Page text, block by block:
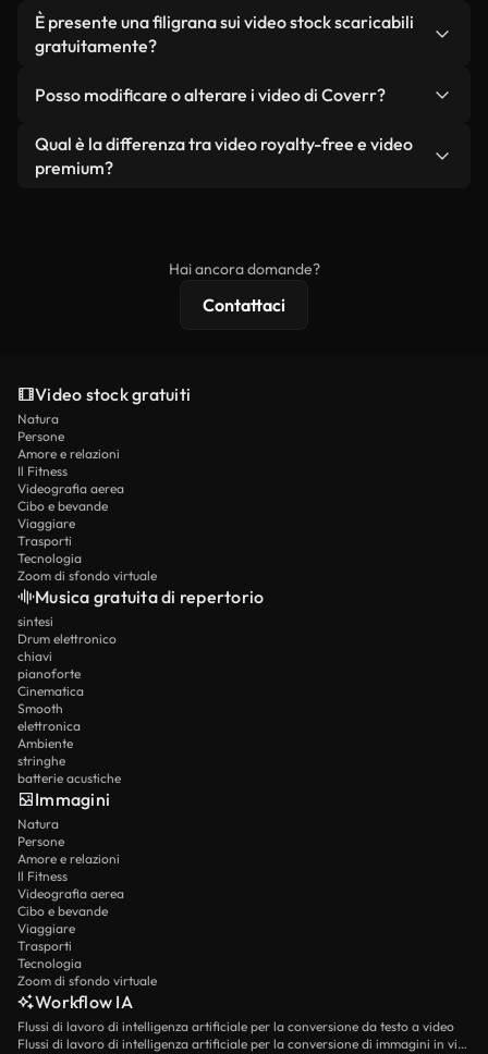
senza citare il creatore, sebbene sia sempre
gradito.
Sì. Tutti i filmati di Coverr possono essere utilizzati
in video monetizzati su YouTube, promozioni sui
condizione che non si rivendano o ridistribuiscano
È presente una filigrana sui video stock scaricabili
gratuitamente?
reali o generati dall'intelligenza artificiale, include
filigrane. Avrai a disposizione filmati puliti e pronti
all'uso.
Posso modificare o alterare i video di Coverr?
Sì. Siete liberi di tagliare, ritagliare o remixare i
nostri video. Assicuratevi solo che il prodotto
Qual è la differenza tra video royalty-free e video
premium?
Hai ancora domande?
Contattaci
Video stock gratuiti
Natura
Persone
Amore e relazioni
Il Fitness
Videografia aerea
Cibo e bevande
Viaggiare
Trasporti
Tecnologia
Zoom di sfondo virtuale
Musica gratuita di repertorio
sintesi
Drum elettronico
chiavi
pianoforte
Cinematica
Smooth
elettronica
Ambiente
stringhe
batterie acustiche
Immagini
Natura
Persone
Amore e relazioni
Il Fitness
Videografia aerea
Cibo e bevande
Viaggiare
Trasporti
Tecnologia
Zoom di sfondo virtuale
Workflow IA
Flussi di lavoro di intelligenza artificiale per la conversione da testo a video
Flussi di lavoro di intelligenza artificiale per la conversione di immagini in video